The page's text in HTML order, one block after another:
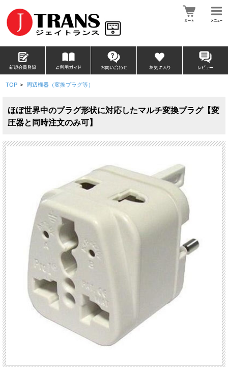
TOP > 周辺機器（変換プラグ等）
ほぼ世界中のプラグ形状に対応したマルチ変換プラグ【変
圧器と同時注文のみ可】